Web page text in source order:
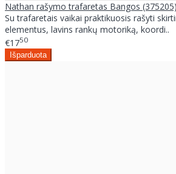
Nathan rašymo trafaretas Bangos (375205)
Su trafaretais vaikai praktikuosis rašyti
elementus, lavins rankų motoriką, koordi..
€1750